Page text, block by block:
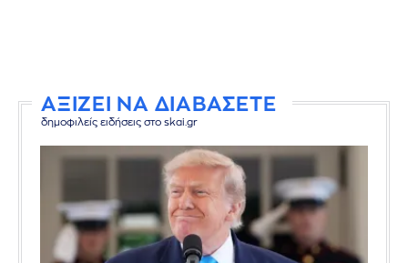
ΑΞΙΖΕΙ ΝΑ ΔΙΑΒΑΣΕΤΕ
δημοφιλείς ειδήσεις στο skai.gr